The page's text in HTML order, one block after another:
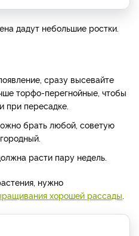
дадут небольшие ростки.
сразу высевайте
торфо-перегнойные, чтобы
при пересадке.
брать любой, советую
расти пару недель.
нужно
хорошей рассады.